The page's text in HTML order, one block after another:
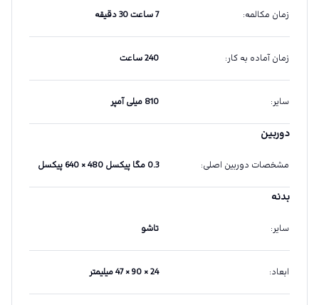
زمان مکالمه: 7 ساعت 30 دقیقه
زمان آماده به کار: 240 ساعت
سایر: 810 میلی آمپر
دوربین
مشخصات دوربین اصلی: 0.3 مگا پیکسل 480 × 640 پیکسل
بدنه
سایر: تاشو
ابعاد: 24 × 90 × 47 میلیمتر